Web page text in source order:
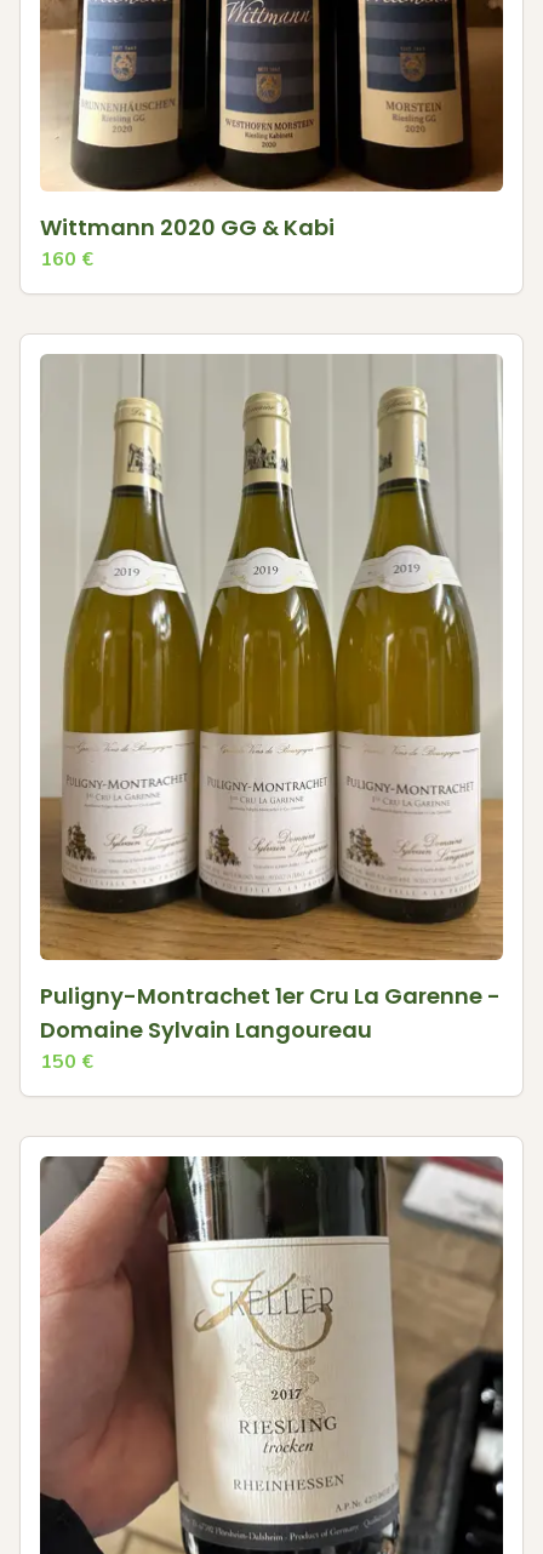
Wittmann 2020 GG & Kabi
160 €
Puligny-Montrachet 1er Cru La Garenne -
Domaine Sylvain Langoureau
150 €